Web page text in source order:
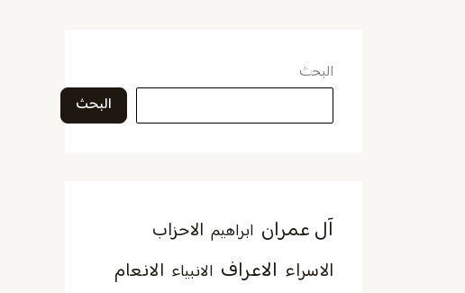
البحث
البحث
آل عمران ابراهيم الاحزاب
الاسراء الاعراف الانبياء الانعام